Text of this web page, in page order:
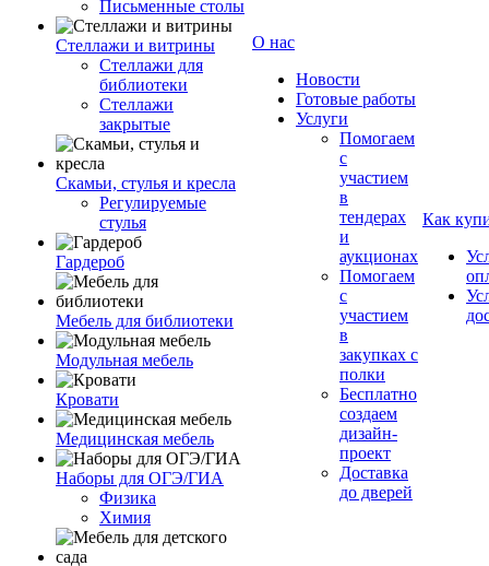
Письменные столы
Стеллажи и витрины
Стеллажи для
библиотеки
Стеллажи
закрытые
Скамьи, стулья и кресла
Регулируемые
стулья
Гардероб
Мебель для библиотеки
Модульная мебель
Кровати
Медицинская мебель
Наборы для ОГЭ/ГИА
Физика
Химия
О нас
Новости
Готовые работы
Услуги
Помогаем
с
участием
в
тендерах
и
аукционах
Помогаем
с
участием
в
закупках с
полки
Бесплатно
создаем
дизайн-
проект
Доставка
до дверей
Как